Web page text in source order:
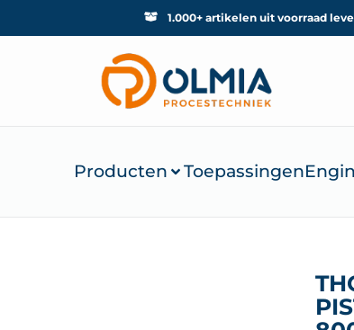
1.000+ artikelen uit voorraad
Producten Toepassingen